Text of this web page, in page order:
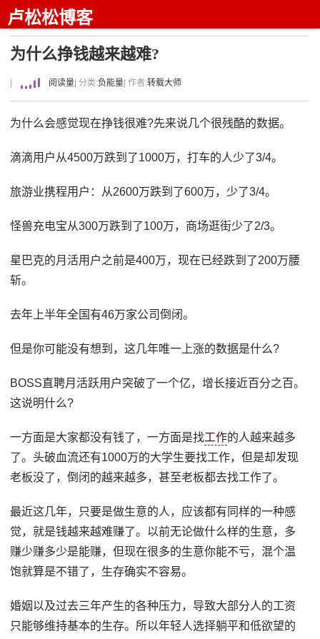
卢松松博客
为什么挣钱越来越难?
阅读量 | 分类:负能量 | 作者:转载大师
为什么会感觉现在挣钱很难?先来说几个很残酷的数据。
滴滴用户从4500万跌到了1000万，打车的人少了3/4。
旅游业携程用户：从2600万跌到了600万，少了3/4。
怪兽充电宝从300万跌到了100万，商场逛街少了2/3。
星巴克的月活用户之前是400万，现在已经跌到了200万腰
斩。
去年上半年全国有46万家公司倒闭。
但是你可能没有想到，这几年唯一上涨的数据是什么?
BOSS直聘月活跃用户突破了一个亿，增长接近百分之百。
这说明什么?
一方面是大家都没有钱了，一方面是找工作的人越来越多
了。头破血流还有1000万的大学生要找工作，但是却发现
老板没了，倒闭的越来越多，甚至老板都去找工作了。
最近这几年，只要是做生意的人，应该都有同样的一种感
觉，就是钱越来越难赚了。以前无论做什么样的生意，多
赚少赚多少是能赚，但现在很多的生意你能不亏，混个温
饱就算是不错了，生存确实不容易。
婚姻以及过去三年产生的各种压力，导致大部分人的工资
只能够维持基本的生存。所以年轻人选择躺平和低欲望的